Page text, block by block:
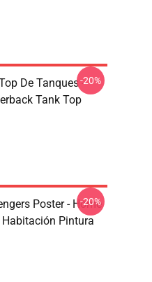
De Tanques -
Tank Top
-20%
Poster - Home
Pintura
-20%